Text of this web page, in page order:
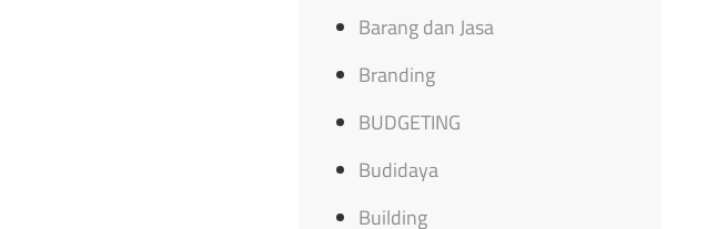
Barang dan Jasa
Branding
BUDGETING
Budidaya
Building